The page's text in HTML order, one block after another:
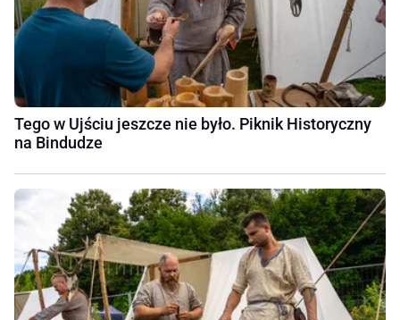
Tego w Ujściu jeszcze nie było. Piknik Historyczny
na Bindudze